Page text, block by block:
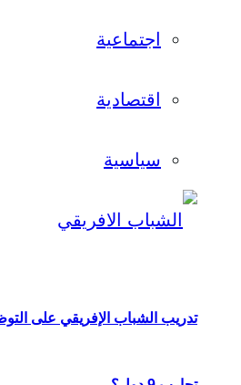
اجتماعية
اقتصادية
سياسية
تدريب الشباب الإفريقي على